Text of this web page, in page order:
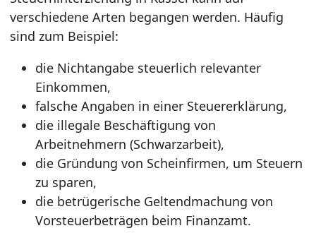
verschiedene Arten begangen werden. Häufig
sind zum Beispiel:
die Nichtangabe steuerlich relevanter
Einkommen,
falsche Angaben in einer Steuererklärung,
die illegale Beschäftigung von
Arbeitnehmern (Schwarzarbeit),
die Gründung von Scheinfirmen, um Steuern
zu sparen,
die betrügerische Geltendmachung von
Vorsteuerbeträgen beim Finanzamt.